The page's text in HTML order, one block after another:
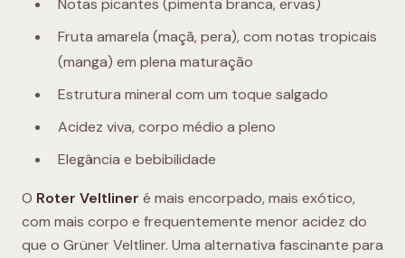
Notas picantes (pimenta branca, ervas)
Fruta amarela (maçã, pera), com notas tropicais
(manga) em plena maturação
Estrutura mineral com um toque salgado
Acidez viva, corpo médio a pleno
Elegância e bebibilidade
O Roter Veltliner é mais encorpado, mais exótico,
com mais corpo e frequentemente menor acidez do
que o Grüner Veltliner. Uma alternativa fascinante para